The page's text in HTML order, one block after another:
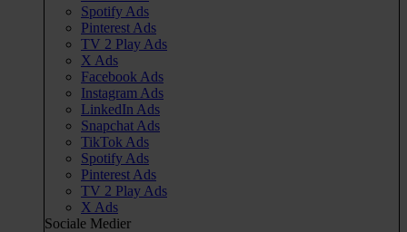
Spotify Ads
Pinterest Ads
TV 2 Play Ads
X Ads
Facebook Ads
Instagram Ads
LinkedIn Ads
Snapchat Ads
TikTok Ads
Spotify Ads
Pinterest Ads
TV 2 Play Ads
X Ads
Sociale Medier